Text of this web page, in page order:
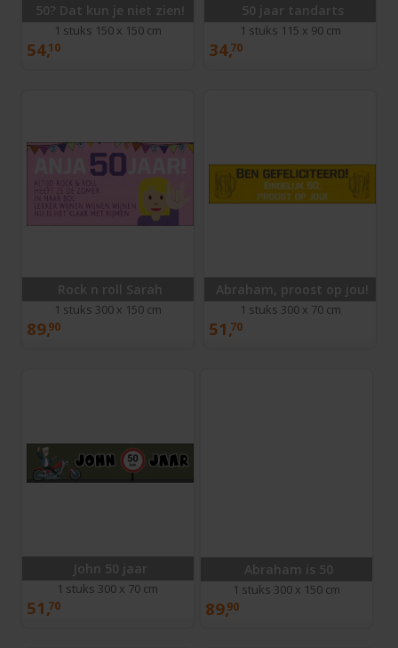
50? Dat kun je niet zien!
1 stuks 150 x 150 cm
54,10
50 jaar tandarts
1 stuks 115 x 90 cm
34,70
Rock n roll Sarah
1 stuks 300 x 150 cm
89,90
Abraham, proost op jou!
1 stuks 300 x 70 cm
51,70
John 50 jaar
1 stuks 300 x 70 cm
51,70
Abraham is 50
1 stuks 300 x 150 cm
89,90